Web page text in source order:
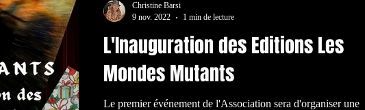
L'Inauguration des Editions Les
Mondes Mutants
Le premier événement de l'Association sera d'organiser une
Christine Barsi
9 nov. 2022
1 min de lecture